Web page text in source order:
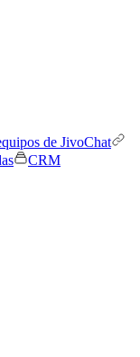
de JivoChat
CRM